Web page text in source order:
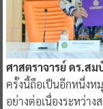
ศาสตราจารย์ ดร.ส
ครั้งนี้ถือเป็นอีกหนึ่ง
อย่างต่อเนื่องระหว่า